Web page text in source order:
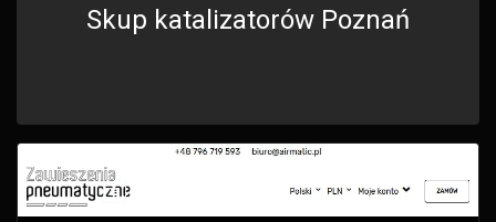
Skup katalizatorów Poznań